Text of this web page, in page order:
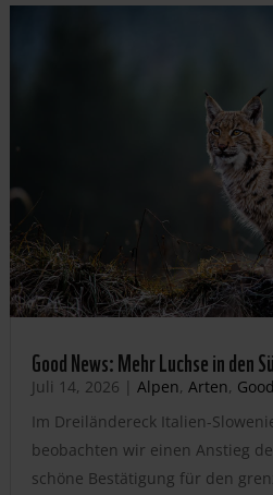
Good News: Mehr Luchse in den
Juli 14, 2026 | Alpen, Arten,
Im Dreiländereck Italien-
beobachten wir einen Anstieg
schöne Bestätigung für den